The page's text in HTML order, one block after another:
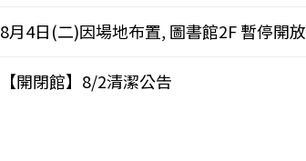
8月4日(二)因場地布置, 圖書館2F 暫停開放
【開閉館】8/2清潔公告